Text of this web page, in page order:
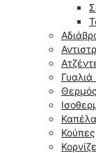
Γυαλιά
Θερμός
Καπέλα
Κούπες